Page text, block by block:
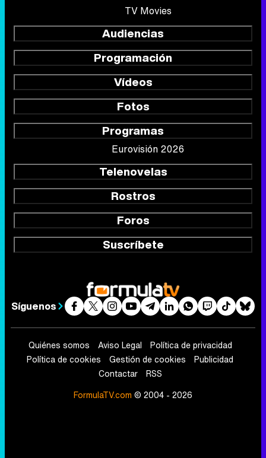
TV Movies
Audiencias
Programación
Vídeos
Fotos
Programas
Eurovisión 2026
Telenovelas
Rostros
Foros
Suscríbete
Síguenos
Quiénes somos Aviso Legal
Política de privacidad
Política de cookies
Gestión de cookies
Publicidad
Contactar
RSS
FormulaTV.com © 2004 - 2026